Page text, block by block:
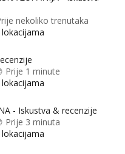
nekoliko trenutaka
Prije 1 minute
- Iskustva & recenzije
Prije 3 minuta